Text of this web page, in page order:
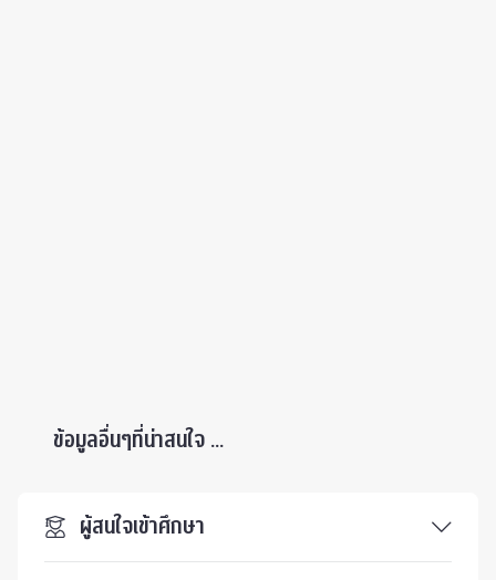
ข้อมูลอื่นๆที่น่าสนใจ ...
ผู้สนใจเข้าศึกษา